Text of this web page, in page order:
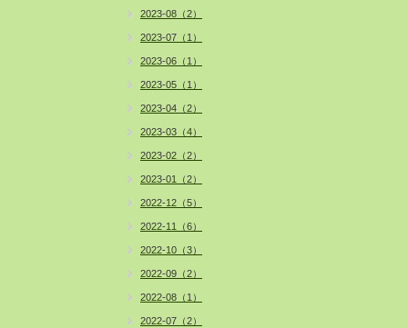
2023-08（2）
2023-07（1）
2023-06（1）
2023-05（1）
2023-04（2）
2023-03（4）
2023-02（2）
2023-01（2）
2022-12（5）
2022-11（6）
2022-10（3）
2022-09（2）
2022-08（1）
2022-07（2）